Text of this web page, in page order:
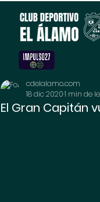
El Gran Capitán
cdelalamo.com
18 dic 20201 min de